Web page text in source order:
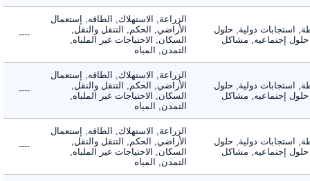
استجابات دولية, حلول
إجتماعيه, مشاكل
الزراعة, الاستهلاك, الطاقه, إستعمال
الأراضي, الحكم, التنقل والنقل,
السكان, الاحتياجات غير الملباه,
التمدن, المياه
----
استجابات دولية, حلول
إجتماعيه, مشاكل
الزراعة, الاستهلاك, الطاقه, إستعمال
الأراضي, الحكم, التنقل والنقل,
السكان, الاحتياجات غير الملباه,
التمدن, المياه
----
استجابات دولية, حلول
إجتماعيه, مشاكل
الزراعة, الاستهلاك, الطاقه, إستعمال
الأراضي, الحكم, التنقل والنقل,
السكان, الاحتياجات غير الملباه,
التمدن, المياه
----